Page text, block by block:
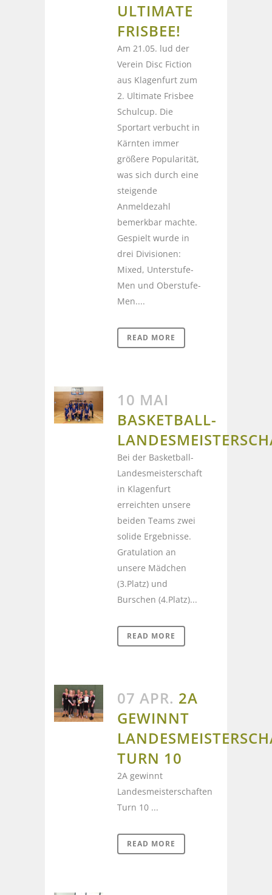
ULTIMATE
FRISBEE!
Am 21.05. lud der
Verein Disc Fiction
aus Klagenfurt zum
2. Ultimate Frisbee
Schulcup. Die
Sportart verbucht in
Kärnten immer
größere Popularität,
was sich durch eine
steigende
Anmeldezahl
bemerkbar machte.
Gespielt wurde in
drei Divisionen:
Mixed, Unterstufe-
Men und Oberstufe-
Men....
READ MORE
10 MAI
BASKETBALL-
Bei der Basketball-
Landesmeisterschaft
in Klagenfurt
erreichten unsere
beiden Teams zwei
solide Ergebnisse.
Gratulation an
unsere Mädchen
(3.Platz) und
Burschen (4.Platz)...
READ MORE
07 APR. 2A
GEWINNT
TURN 10
2A gewinnt
Landesmeisterschaften
Turn 10 ...
READ MORE